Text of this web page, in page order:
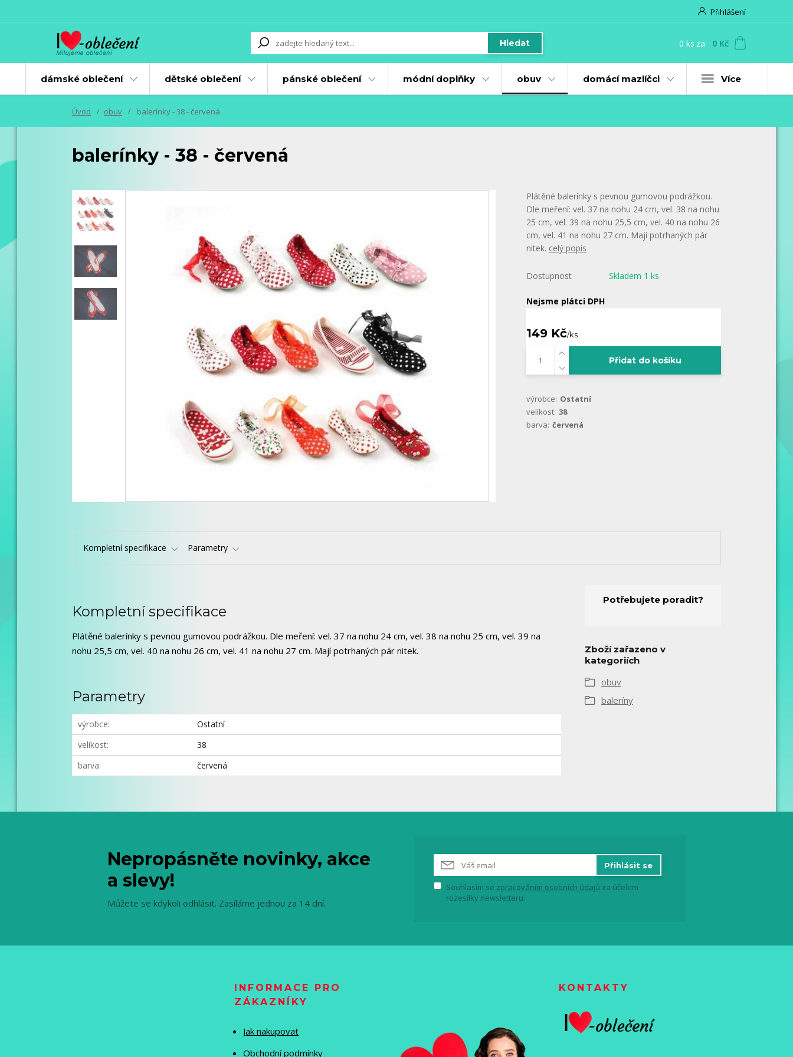
Přihlášení
Hledat 0 ks za 0 Kč
dámské oblečení dětské oblečení pánské oblečení módní doplňky obuv domácí mazlíčci Více
Úvod obuv balerínky - 38 - červená
balerínky - 38 - červená
Plátěné balerínky s pevnou gumovou podrážkou.
Dle meření: vel. 37 na nohu 24 cm, vel. 38 na nohu
25 cm, vel. 39 na nohu 25,5 cm, vel. 40 na nohu 26
cm, vel. 41 na nohu 27 cm. Mají potrhaných pár
nitek. celý popis
Dostupnost Skladem 1 ks
Nejsme plátci DPH
149 Kč/ks
Přidat do košíku
výrobce: Ostatní
velikost: 38
barva: červená
Kompletní specifikace Parametry
Kompletní specifikace
Plátěné balerínky s pevnou gumovou podrážkou. Dle meření: vel. 37 na nohu 24 cm, vel. 38 na nohu 25 cm, vel. 39 na
nohu 25,5 cm, vel. 40 na nohu 26 cm, vel. 41 na nohu 27 cm. Mají potrhaných pár nitek.
Parametry
výrobce
Ostatní
velikost
38
barva
červená
Potřebujete poradit?
Zboží zařazeno v
kategoriích
obuv
baleríny
Nepropásněte novinky, akce
a slevy!
Můžete se kdykoli odhlásit. Zasíláme jednou za 14 dní.
Přihlásit se
Souhlasím se zpracováním osobních údajů za účelem
rozesílky newsletteru.
INFORMACE PRO
ZÁKAZNÍKY
Jak nakupovat
Obchodní podmínky
KONTAKTY